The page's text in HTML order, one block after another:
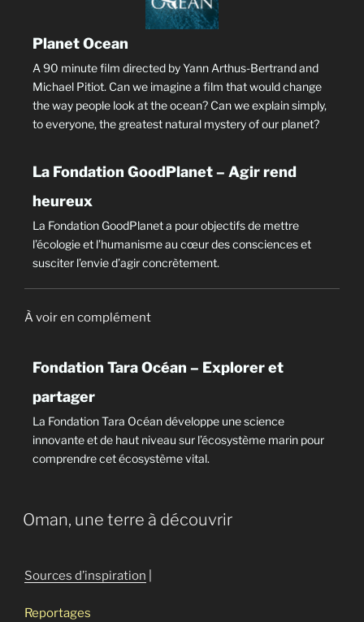
Planet Ocean
A 90 minute film directed by Yann Arthus-Bertrand and
Michael Pitiot. Can we imagine a film that would change
the way people look at the ocean? Can we explain simply,
to everyone, the greatest natural mystery of our planet?
La Fondation GoodPlanet – Agir rend
heureux
La Fondation GoodPlanet a pour objectifs de mettre
l’écologie et l’humanisme au cœur des consciences et
susciter l’envie d’agir concrètement.
À voir en complément
Fondation Tara Océan – Explorer et
partager
La Fondation Tara Océan développe une science
innovante et de haut niveau sur l’écosystème marin pour
comprendre cet écosystème vital.
Oman, une terre à découvrir
Sources d’inspiration
Reportages